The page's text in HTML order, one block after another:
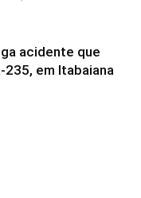
acidente que
235, em Itabaiana